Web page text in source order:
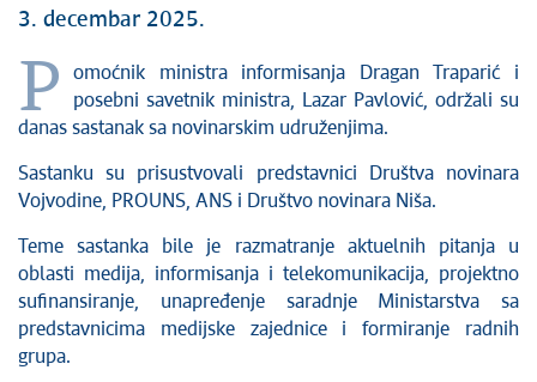
3. decembar 2025.
P
omoćnik ministra informisanja Dragan Traparić i
posebni savetnik ministra, Lazar Pavlović, održali su
danas sastanak sa novinarskim udruženjima.
Sastanku su prisustvovali predstavnici Društva novinara
Vojvodine, PROUNS, ANS i Društvo novinara Niša.
Teme sastanka bile je razmatranje aktuelnih pitanja u
oblasti medija, informisanja i telekomunikacija, projektno
sufinansiranje, unapređenje saradnje Ministarstva sa
predstavnicima medijske zajednice i formiranje radnih
grupa.